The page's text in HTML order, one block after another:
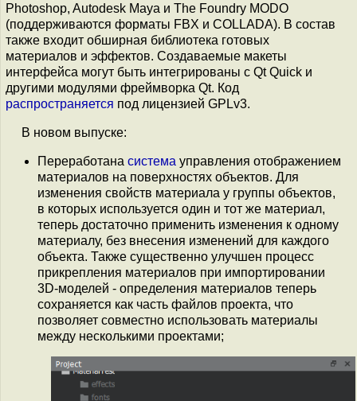
Photoshop, Autodesk Maya и The Foundry MODO
(поддерживаются форматы FBX и COLLADA). В состав
также входит обширная библиотека готовых
материалов и эффектов. Создаваемые макеты
интерфейса могут быть интегрированы с Qt Quick и
другими модулями фреймворка Qt. Код
распространяется под лицензией GPLv3.
В новом выпуске:
Переработана система управления отображением
материалов на поверхностях объектов. Для
изменения свойств материала у группы объектов,
в которых используется один и тот же материал,
теперь достаточно применить изменения к одному
материалу, без внесения изменений для каждого
объекта. Также существенно улучшен процесс
прикрепления материалов при импортировании
3D-моделей - определения материалов теперь
сохраняется как часть файлов проекта, что
позволяет совместно использовать материалы
между несколькими проектами;